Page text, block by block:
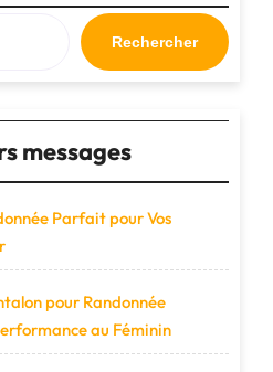
Compagnon
Indispensable
pour
Rechercher
messages
Parfait pour Vos
pour Randonnée
au Féminin